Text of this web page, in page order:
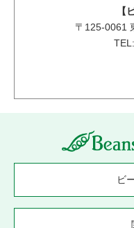
【
〒 125-0061
ビ